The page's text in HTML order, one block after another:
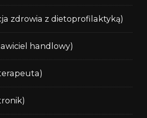
zdrowia z dietoprofilaktyką)
handlowy)